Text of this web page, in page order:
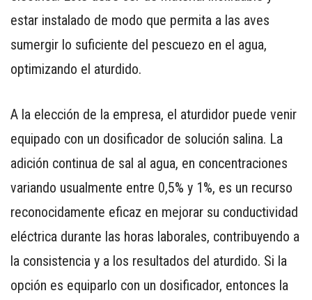
estar instalado de modo que permita a las aves
sumergir lo suficiente del pescuezo en el agua,
optimizando el aturdido.
A la elección de la empresa, el aturdidor puede venir
equipado con un dosificador de solución salina. La
adición continua de sal al agua, en concentraciones
variando usualmente entre 0,5% y 1%, es un recurso
reconocidamente eficaz en mejorar su conductividad
eléctrica durante las horas laborales, contribuyendo a
la consistencia y a los resultados del aturdido. Si la
opción es equiparlo con un dosificador, entonces la